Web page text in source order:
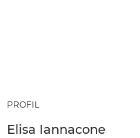
PROFIL
Elisa Iannacone